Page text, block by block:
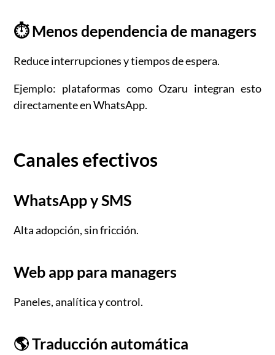
⏱️ Menos dependencia de managers
Reduce interrupciones y tiempos de espera.
Ejemplo: plataformas como Ozaru integran esto
directamente en WhatsApp.
Canales efectivos
WhatsApp y SMS
Alta adopción, sin fricción.
Web app para managers
Paneles, analítica y control.
🌎 Traducción automática